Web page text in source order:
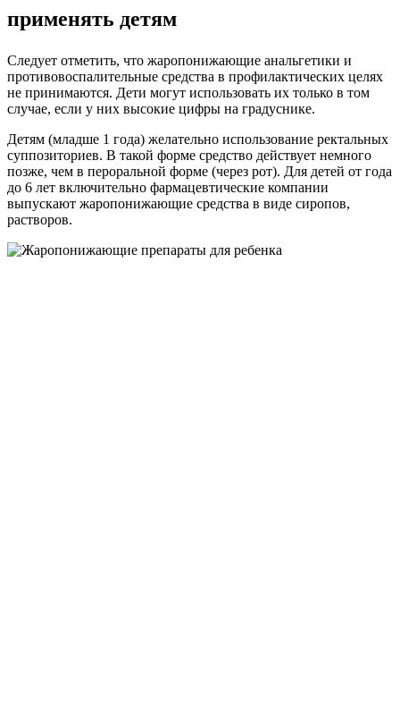
применять детям
Следует отметить, что жаропонижающие анальгетики и
противовоспалительные средства в профилактических целях
не принимаются. Дети могут использовать их только в том
случае, если у них высокие цифры на градуснике.
Детям (младше 1 года) желательно использование ректальных
суппозиториев. В такой форме средство действует немного
позже, чем в пероральной форме (через рот). Для детей от года
до 6 лет включительно фармацевтические компании
выпускают жаропонижающие средства в виде сиропов,
растворов.